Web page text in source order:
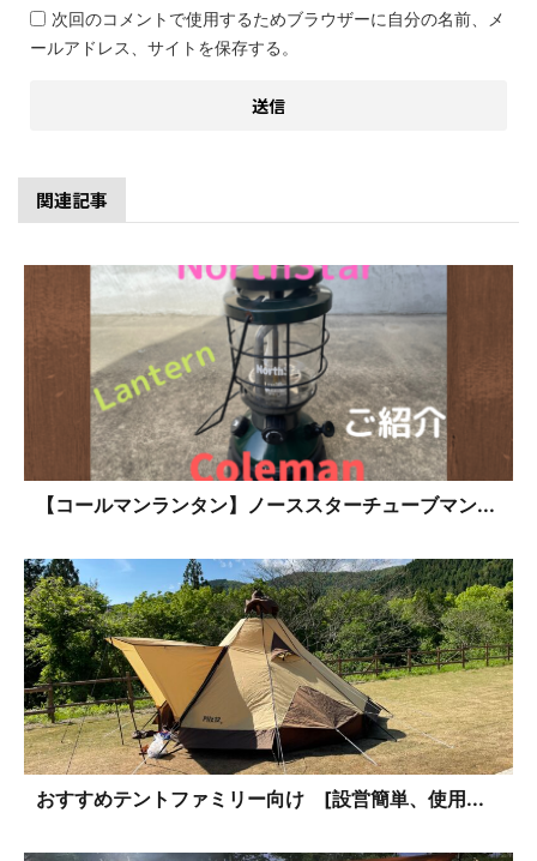
次回のコメントで使用するためブラウザーに自分の名前、メ
ールアドレス、サイトを保存する。
関連記事
【コールマンランタン】ノーススターチューブマン...
おすすめテントファミリー向け [設営簡単、使用...